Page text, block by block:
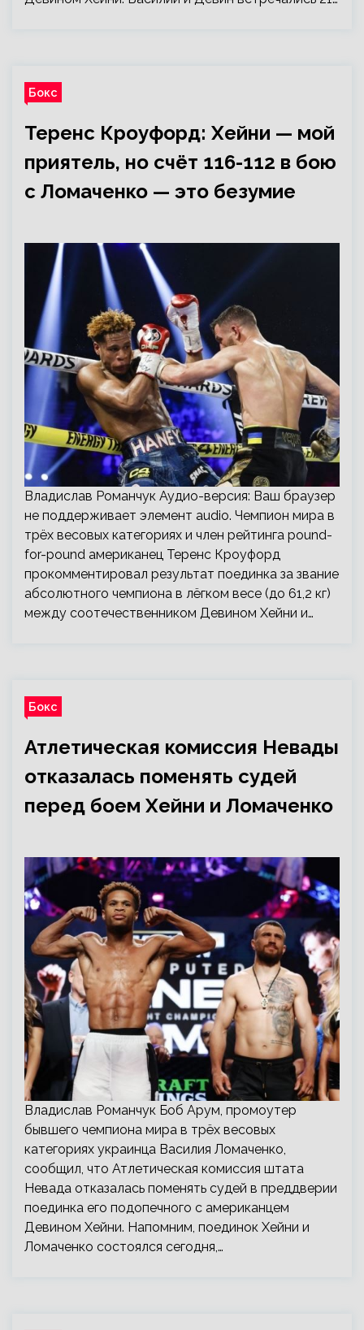
Бокс
Теренс Кроуфорд: Хейни — мой
приятель, но счёт 116-112 в бою
с Ломаченко — это безумие
Владислав Романчук Аудио-версия: Ваш браузер
не поддерживает элемент audio. Чемпион мира в
трёх весовых категориях и член рейтинга pound-
for-pound американец Теренс Кроуфорд
прокомментировал результат поединка за звание
абсолютного чемпиона в лёгком весе (до 61,2 кг)
между соотечественником Девином Хейни и…
Бокс
Атлетическая комиссия Невады
отказалась поменять судей
перед боем Хейни и Ломаченко
Владислав Романчук Боб Арум, промоутер
бывшего чемпиона мира в трёх весовых
категориях украинца Василия Ломаченко,
сообщил, что Атлетическая комиссия штата
Невада отказалась поменять судей в преддверии
поединка его подопечного с американцем
Девином Хейни. Напомним, поединок Хейни и
Ломаченко состоялся сегодня,…